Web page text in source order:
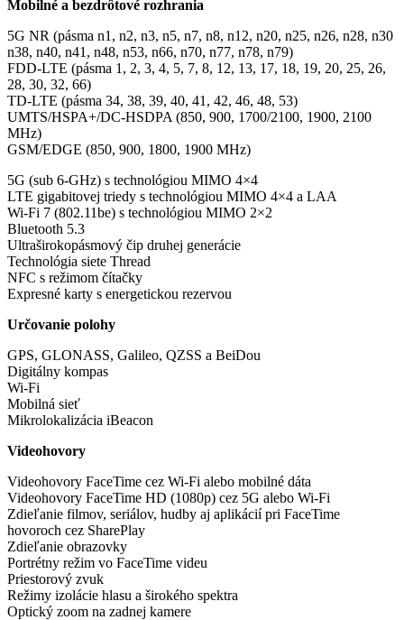
Mobilné a bezdrôtové rozhrania
5G NR (pásma n1, n2, n3, n5, n7, n8, n12, n20, n25, n26, n28, n30
n38, n40, n41, n48, n53, n66, n70, n77, n78, n79)
FDD-LTE (pásma 1, 2, 3, 4, 5, 7, 8, 12, 13, 17, 18, 19, 20, 25, 26,
28, 30, 32, 66)
TD-LTE (pásma 34, 38, 39, 40, 41, 42, 46, 48, 53)
UMTS/HSPA+/DC-HSDPA (850, 900, 1700/2100, 1900, 2100
MHz)
GSM/EDGE (850, 900, 1800, 1900 MHz)
5G (sub 6-GHz) s technológiou MIMO 4×4
LTE gigabitovej triedy s technológiou MIMO 4×4 a LAA
Wi-Fi 7 (802.11be) s technológiou MIMO 2×2
Bluetooth 5.3
Ultraširokopásmový čip druhej generácie
Technológia siete Thread
NFC s režimom čítačky
Expresné karty s energetickou rezervou
Určovanie polohy
GPS, GLONASS, Galileo, QZSS a BeiDou
Digitálny kompas
Wi-Fi
Mobilná sieť
Mikrolokalizácia iBeacon
Videohovory
Videohovory FaceTime cez Wi-Fi alebo mobilné dáta
Videohovory FaceTime HD (1080p) cez 5G alebo Wi-Fi
Zdieľanie filmov, seriálov, hudby aj aplikácií pri FaceTime
hovoroch cez SharePlay
Zdieľanie obrazovky
Portrétny režim vo FaceTime videu
Priestorový zvuk
Režimy izolácie hlasu a širokého spektra
Optický zoom na zadnej kamere